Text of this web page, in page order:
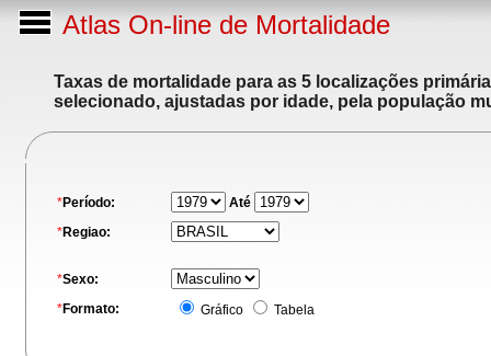
Atlas On-line de Mortalidade
Taxas de mortalidade para as 5 localizações
selecionado, ajustadas por idade, pela população
*Período:
Até
*Regiao:
*Sexo:
*Formato: Gráfico Tabela